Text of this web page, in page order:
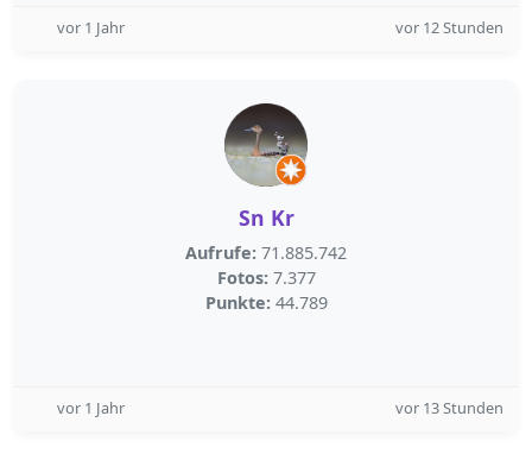
vor 1 Jahr vor 12 Stunden
Sn Kr
Aufrufe: 71.885.742
Fotos: 7.377
Punkte: 44.789
vor 1 Jahr vor 13 Stunden